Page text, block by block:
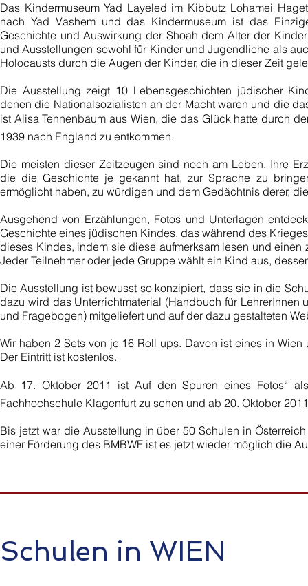
Das Kindermuseum Yad Layeled im Kibbutz Lohamei
nach Yad Vashem und das Kindermuseum ist das
Geschichte und Auswirkung der Shoah dem Alter der
und Ausstellungen sowohl für Kinder und Jugendliche als
Holocausts durch die Augen der Kinder, die in dieser Zeit
Die Ausstellung zeigt 10 Lebensgeschichten jüdischer
denen die Nationalsozialisten an der Macht waren und die
ist Alisa Tennenbaum aus Wien, die das Glück hatte durch
1939 nach England zu entkommen.
Die meisten dieser Zeitzeugen sind noch am Leben. Ihre
die die Geschichte je gekannt hat, zur Sprache zu
ermöglicht haben, zu würdigen und dem Gedächtnis derer,
Ausgehend von Erzählungen, Fotos und Unterlagen
Geschichte eines jüdischen Kindes, das während des
dieses Kindes, indem sie diese aufmerksam lesen und
Jeder Teilnehmer oder jede Gruppe wählt ein Kind aus,
Die Ausstellung ist bewusst so konzipiert, dass sie in die
dazu wird das Unterrichtmaterial (Handbuch für
und Fragebogen) mitgeliefert und auf der dazu gestalteten
Wir haben 2 Sets von je 16 Roll ups. Davon ist eines in
Der Eintritt ist kostenlos.
Ab 17. Oktober 2011 ist Auf den Spuren eines Fotos“
Fachhochschule Klagenfurt zu sehen und ab 20. Oktober
Bis jetzt war die Ausstellung in über 50 Schulen in
einer Förderung des BMBWF ist es jetzt wieder möglich die
Schulen in WIEN